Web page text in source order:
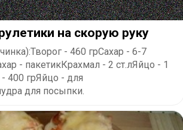
на скорую руку
- 460 грСахар - 6-7
- пакетикКрахмал - 2 ст.лЯйцо - 1
400 грЯйцо - для
для посыпки.